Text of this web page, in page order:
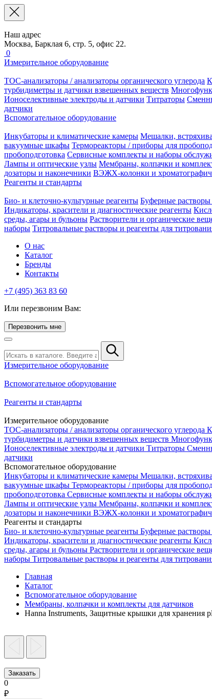
Наш адрес
Москва, Барклая 6, стр. 5, офис 22.
0
Измерительное оборудование
TOC-анализаторы / анализаторы органического углерода
турбидиметры и датчики взвешенных веществ
Ионоселективные электроды и датчики Титраторы
датчики
Вспомогательное оборудование
Инкубаторы и климатические камеры Мешалки,
вакуумные шкафы Термореакторы / приборы для
пробоподготовка Сервисные комплекты и наборы
Лампы и оптические узлы Мембраны, колпачки и
дозаторы и наконечники ВЭЖХ-колонки и
Реагенты и стандарты
Био- и клеточно-культурные реагенты Буферные
Индикаторы, красители и диагностические реагенты
среды, агары и бульоны Растворители и органические
наборы Титровальные растворы и реагенты для
О нас
Каталог
Бренды
Контакты
+7 (495) 363 83 60
Или перезвоним Вам:
Перезвонить мне
Измерительное оборудование
Вспомогательное оборудование
Реагенты и стандарты
Измерительное оборудование
TOC-анализаторы / анализаторы органического углерода
турбидиметры и датчики взвешенных веществ
Ионоселективные электроды и датчики Титраторы
датчики
Вспомогательное оборудование
Инкубаторы и климатические камеры Мешалки,
вакуумные шкафы Термореакторы / приборы для
пробоподготовка Сервисные комплекты и наборы
Лампы и оптические узлы Мембраны, колпачки и
дозаторы и наконечники ВЭЖХ-колонки и
Реагенты и стандарты
Био- и клеточно-культурные реагенты Буферные
Индикаторы, красители и диагностические реагенты
среды, агары и бульоны Растворители и органические
наборы Титровальные растворы и реагенты для
Главная
Каталог
Вспомогательное оборудование
Мембраны, колпачки и комплекты для датчиков
Hanna Instruments, Защитные крышки для хранения
Заказать
0
₽